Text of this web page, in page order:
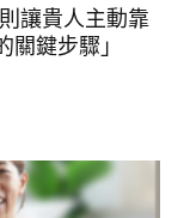
讓貴人主動靠
鍵步驟」